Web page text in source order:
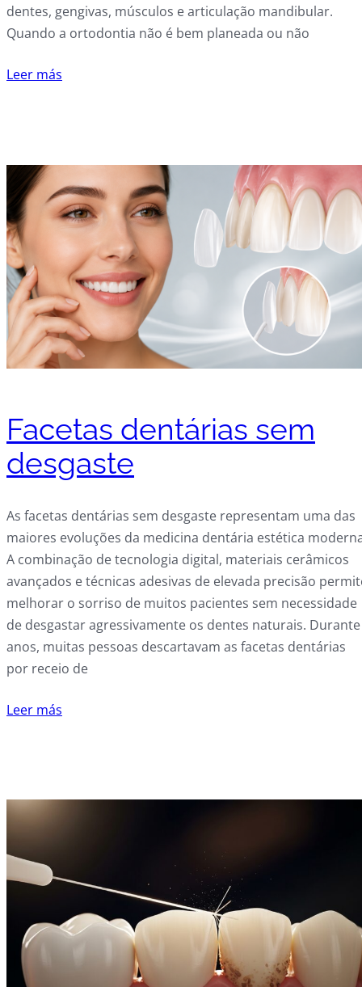
dentes, gengivas, músculos e articulação mandibular.
Quando a ortodontia não é bem planeada ou não
Leer más
Facetas dentárias sem
desgaste
As facetas dentárias sem desgaste representam uma das
maiores evoluções da medicina dentária estética
A combinação de tecnologia digital, materiais cerâmicos
avançados e técnicas adesivas de elevada precisão
melhorar o sorriso de muitos pacientes sem necessidade
de desgastar agressivamente os dentes naturais. Durante
anos, muitas pessoas descartavam as facetas dentárias
por receio de
Leer más